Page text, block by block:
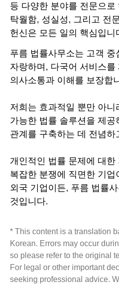
등 다양한 분야를 전문으로
탁월함, 성실성, 그리고 전
헌신은 모든 일의 핵심입니
푸름 법률사무소는 고객 중
자랑하며, 다국어 서비스를
의사소통과 이해를 보장합
저희는 효과적일 뿐만 아니
가능한 법률 솔루션을 제공
관계를 구축하는 데 전념하
개인적인 법률 문제에 대한
복잡한 분쟁에 직면한 기
외국 기업이든, 푸름 법률
것입니다.
* This content is a translation
Korean. Errors may occur
so please refer to the original
For legal or other important
seeking professional advice.